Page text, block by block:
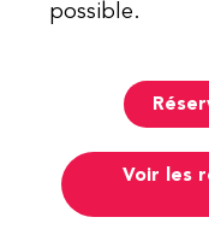
possible.
Voir les